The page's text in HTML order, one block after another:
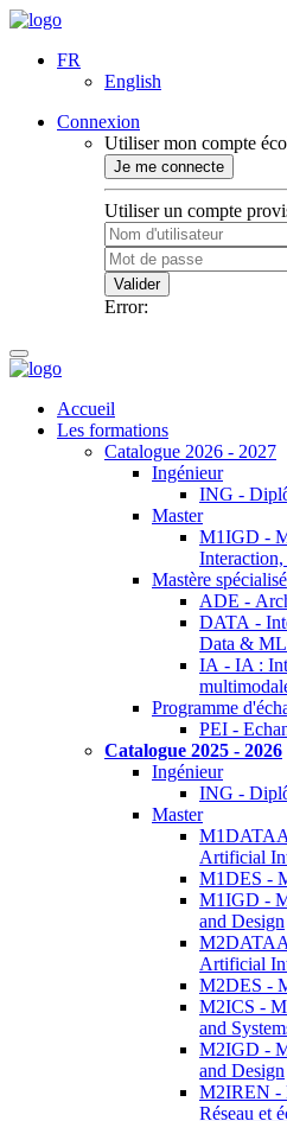
FR
English
Connexion
Utiliser mon compte
Je me connecte
Utiliser un compte
Valider
Error:
Accueil
Les formations
Catalogue 2026 - 2027
Ingénieur
ING -
Master
M1IGD -
Mastère spécialisé
ADE -
DATA -
Data &
IA - IA :
Programme
PEI -
Catalogue 2025 - 2026
Ingénieur
ING -
Master
Artificial
M1DES -
M1IGD -
and Design
Artificial
M2DES -
M2ICS -
and
M2IGD -
and Design
M2IREN -
Réseau et